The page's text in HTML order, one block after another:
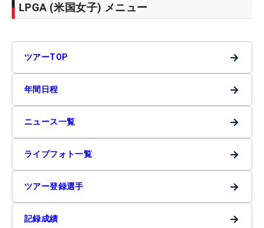
LPGA (米国女子) メニュー
ツアーTOP →
年間日程 →
ニュース一覧 →
ライブフォト一覧 →
ツアー登録選手 →
記録成績 →